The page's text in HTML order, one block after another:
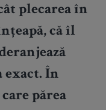
plecarea în
că îl
exact. În
părea